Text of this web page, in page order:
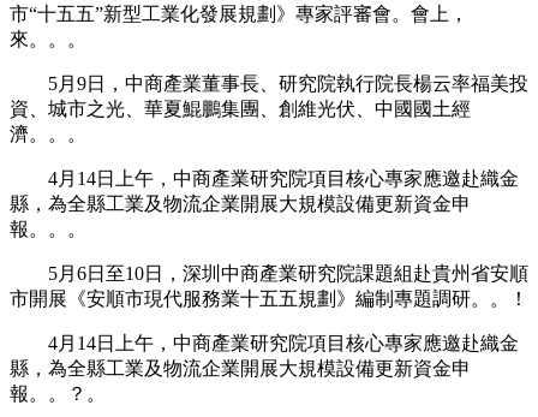
市“十五五”新型工業化發展規劃》專家評審會。會上，
來。。。
5月9日，中商產業董事長、研究院執行院長楊云率福美投
資、城市之光、華夏鯤鵬集團、創維光伏、中國國土經
濟。。。
4月14日上午，中商產業研究院項目核心專家應邀赴織金
縣，為全縣工業及物流企業開展大規模設備更新資金申
報。。。
5月6日至10日，深圳中商產業研究院課題組赴貴州省安順
市開展《安順市現代服務業十五五規劃》編制專題調研。。！
4月14日上午，中商產業研究院項目核心專家應邀赴織金
縣，為全縣工業及物流企業開展大規模設備更新資金申
報。。？。